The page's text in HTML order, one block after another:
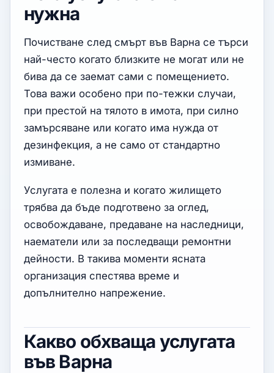
нужна
Почистване след смърт във Варна се търси
най-често когато близките не могат или не
бива да се заемат сами с помещението.
Това важи особено при по-тежки случаи,
при престой на тялото в имота, при силно
замърсяване или когато има нужда от
дезинфекция, а не само от стандартно
измиване.
Услугата е полезна и когато жилището
трябва да бъде подготвено за оглед,
освобождаване, предаване на наследници,
наематели или за последващи ремонтни
дейности. В такива моменти ясната
организация спестява време и
допълнително напрежение.
Какво обхваща услугата
във Варна